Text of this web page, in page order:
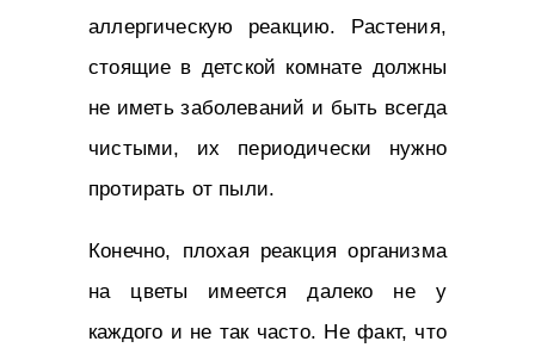
аллергическую реакцию. Растения,
стоящие в детской комнате должны
не иметь заболеваний и быть всегда
чистыми, их периодически нужно
протирать от пыли.
Конечно, плохая реакция организма
на цветы имеется далеко не у
каждого и не так часто. Не факт, что